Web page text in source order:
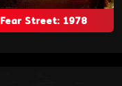
Fear Street: 1978